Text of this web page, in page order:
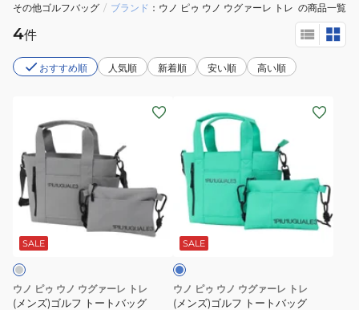
その他ゴルフバッグ / ブランド ウノ ピゥ ウノ ウグァーレ トレ の商品一覧
4件
おすすめ順 人気順 新着順 安い順 高い順
ゴ
ル
フ
ー
ト
バ
ッ
SALE
ウノ ピゥ ウノ ウグァーレ トレ
(メンズ)ゴルフ トートバッグ
ゴ
ー
ト
バ
ッ
SALE
ー
ウノ ピゥ ウノ ウグァーレ トレ
(メンズ)ゴルフ トートバッグ